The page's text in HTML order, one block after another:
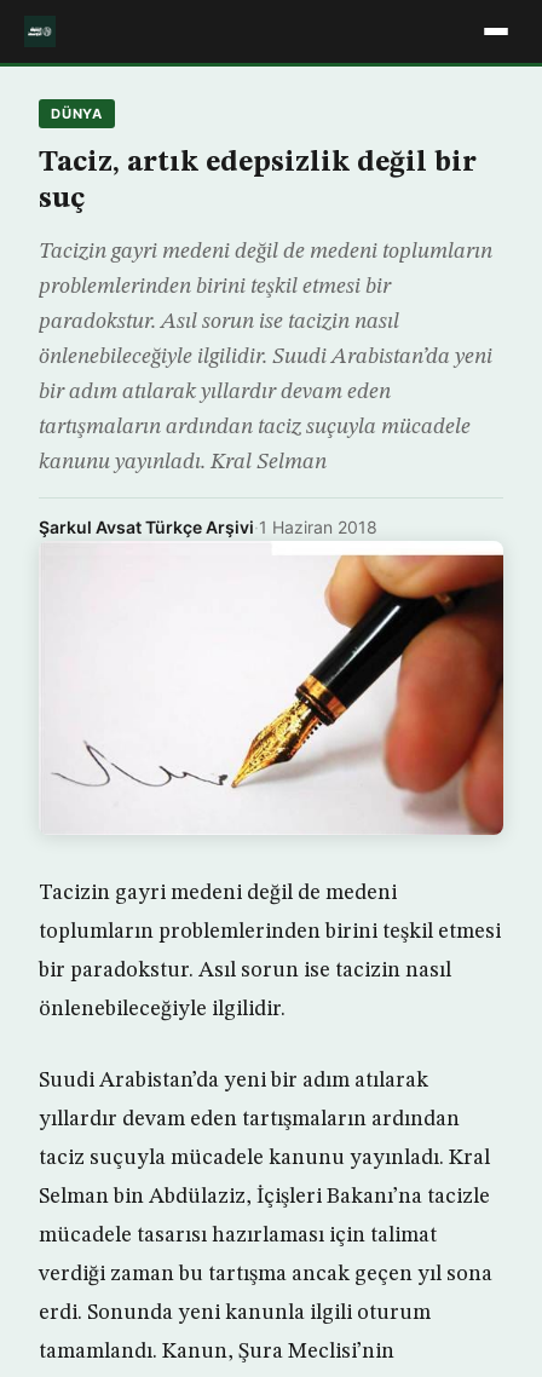
DÜNYA
Taciz, artık edepsizlik değil bir
suç
Tacizin gayri medeni değil de medeni toplumların
problemlerinden birini teşkil etmesi bir
paradokstur. Asıl sorun ise tacizin nasıl
önlenebileceğiyle ilgilidir. Suudi Arabistan’da yeni
bir adım atılarak yıllardır devam eden
tartışmaların ardından taciz suçuyla mücadele
kanunu yayınladı. Kral Selman
Şarkul Avsat Türkçe Arşivi·1 Haziran 2018
Tacizin gayri medeni değil de medeni
toplumların problemlerinden birini teşkil etmesi
bir paradokstur. Asıl sorun ise tacizin nasıl
önlenebileceğiyle ilgilidir.
Suudi Arabistan’da yeni bir adım atılarak
yıllardır devam eden tartışmaların ardından
taciz suçuyla mücadele kanunu yayınladı. Kral
Selman bin Abdülaziz, İçişleri Bakanı’na tacizle
mücadele tasarısı hazırlaması için talimat
verdiği zaman bu tartışma ancak geçen yıl sona
erdi. Sonunda yeni kanunla ilgili oturum
tamamlandı. Kanun, Şura Meclisi’nin